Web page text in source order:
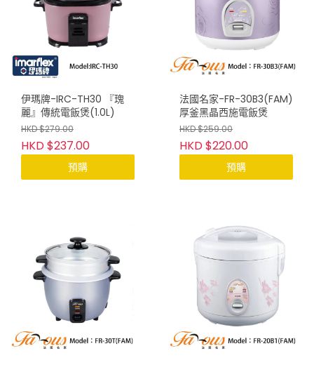
伊瑪牌-IRC-TH30 『瑰
麗』傳統電飯煲(1.0L)
HKD $279.00
HKD $237.00
預購
法國名家-FR-30B3(FAM)
厚釜黑晶西施電飯煲
HKD $259.00
HKD $220.00
預購